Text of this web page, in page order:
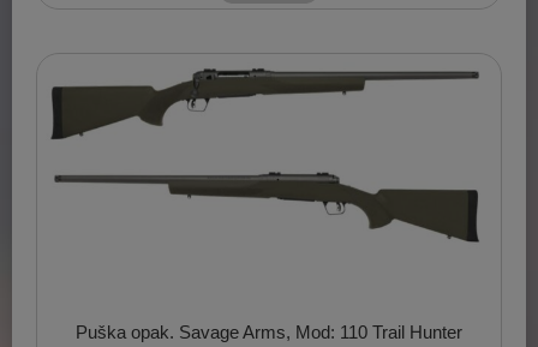
Puška opak. Savage Arms, Mod: 110 Trail Hunter